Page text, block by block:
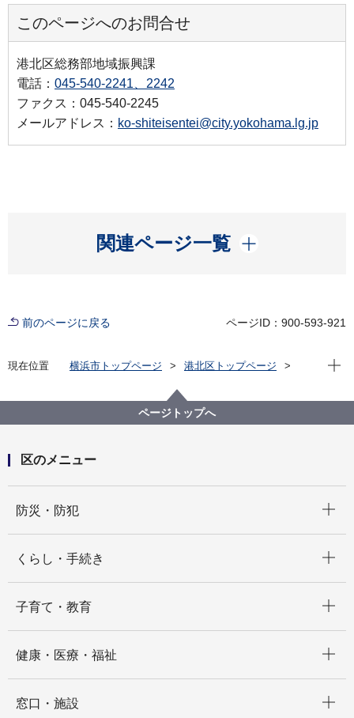
このページへのお問合せ
港北区総務部地域振興課
電話： 045-540-2241、2242
ファクス：045-540-2245
メールアドレス： ko-shiteisentei@city.yokohama.lg.jp
関連ページ一覧
開く
前のページに戻る ページID：900-593-921
現在位置 横浜市トップページ
港北区トップページ
指定管理者の公募・選定状況について
横浜市師岡コミュニティハウス指定管理者（第４期）
現在
ページトップへ
区のメニュー
防災・防犯
くらし・手続き
子育て・教育
健康・医療・福祉
窓口・施設